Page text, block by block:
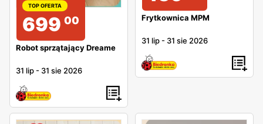
TOP OFERTA
699 00
Robot sprzątający Dreame
31 lip - 31 sie 2026
Frytkownica MPM
31 lip - 31 sie 2026